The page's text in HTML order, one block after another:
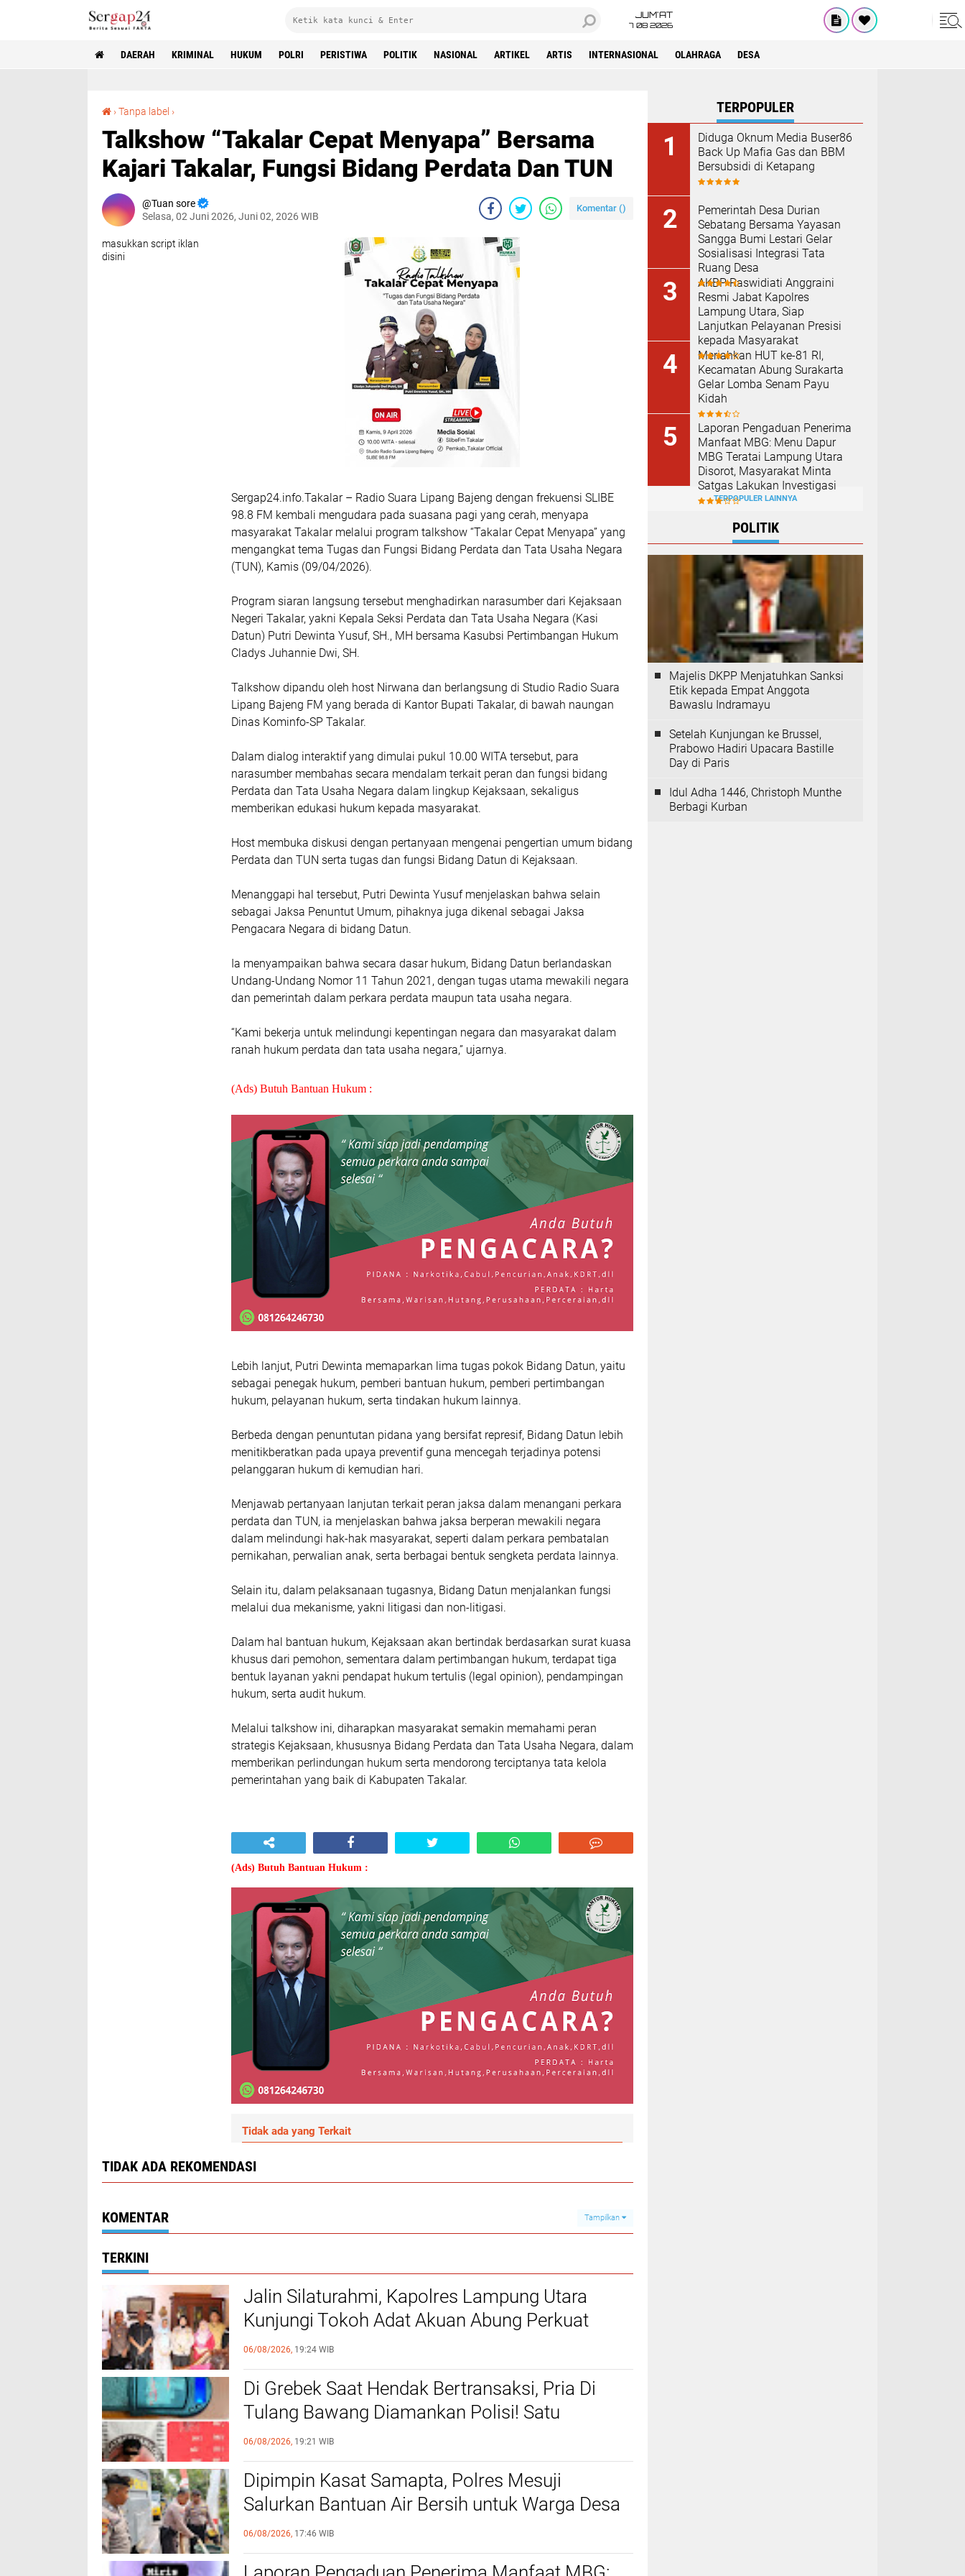
JUM'AT
7 08 2026
DAERAH KRIMINAL HUKUM POLRI PERISTIWA POLITIK NASIONAL ARTIKEL ARTIS INTERNASIONAL OLAHRAGA DESA
›Tanpa label ›
Talkshow “Takalar Cepat Menyapa” Bersama
Kajari Takalar, Fungsi Bidang Perdata Dan TUN
Tuan sore
Selasa, 02 Juni 2026, Juni 02, 2026 WIB
Komentar ()
masukkan script iklan
disini
Sergap24.info.Takalar – Radio Suara Lipang Bajeng dengan frekuensi SLIBE
98.8 FM kembali mengudara pada suasana pagi yang cerah, menyapa
masyarakat Takalar melalui program talkshow “Takalar Cepat Menyapa” yang
mengangkat tema Tugas dan Fungsi Bidang Perdata dan Tata Usaha Negara
(TUN), Kamis (09/04/2026).
Program siaran langsung tersebut menghadirkan narasumber dari Kejaksaan
Negeri Takalar, yakni Kepala Seksi Perdata dan Tata Usaha Negara (Kasi
Datun) Putri Dewinta Yusuf, SH., MH bersama Kasubsi Pertimbangan Hukum
Cladys Juhannie Dwi, SH.
Talkshow dipandu oleh host Nirwana dan berlangsung di Studio Radio Suara
Lipang Bajeng FM yang berada di Kantor Bupati Takalar, di bawah naungan
Dinas Kominfo-SP Takalar.
Dalam dialog interaktif yang dimulai pukul 10.00 WITA tersebut, para
narasumber membahas secara mendalam terkait peran dan fungsi bidang
Perdata dan Tata Usaha Negara dalam lingkup Kejaksaan, sekaligus
memberikan edukasi hukum kepada masyarakat.
Host membuka diskusi dengan pertanyaan mengenai pengertian umum bidang
Perdata dan TUN serta tugas dan fungsi Bidang Datun di Kejaksaan.
Menanggapi hal tersebut, Putri Dewinta Yusuf menjelaskan bahwa selain
sebagai Jaksa Penuntut Umum, pihaknya juga dikenal sebagai Jaksa
Pengacara Negara di bidang Datun.
Ia menyampaikan bahwa secara dasar hukum, Bidang Datun berlandaskan
Undang-Undang Nomor 11 Tahun 2021, dengan tugas utama mewakili negara
dan pemerintah dalam perkara perdata maupun tata usaha negara.
“Kami bekerja untuk melindungi kepentingan negara dan masyarakat dalam
ranah hukum perdata dan tata usaha negara,” ujarnya.
(Ads) Butuh Bantuan Hukum :
Lebih lanjut, Putri Dewinta memaparkan lima tugas pokok Bidang Datun, yaitu
sebagai penegak hukum, pemberi bantuan hukum, pemberi pertimbangan
hukum, pelayanan hukum, serta tindakan hukum lainnya.
Berbeda dengan penuntutan pidana yang bersifat represif, Bidang Datun lebih
menitikberatkan pada upaya preventif guna mencegah terjadinya potensi
pelanggaran hukum di kemudian hari.
Menjawab pertanyaan lanjutan terkait peran jaksa dalam menangani perkara
perdata dan TUN, ia menjelaskan bahwa jaksa berperan mewakili negara
dalam melindungi hak-hak masyarakat, seperti dalam perkara pembatalan
pernikahan, perwalian anak, serta berbagai bentuk sengketa perdata lainnya.
Selain itu, dalam pelaksanaan tugasnya, Bidang Datun menjalankan fungsi
melalui dua mekanisme, yakni litigasi dan non-litigasi.
Dalam hal bantuan hukum, Kejaksaan akan bertindak berdasarkan surat kuasa
khusus dari pemohon, sementara dalam pertimbangan hukum, terdapat tiga
bentuk layanan yakni pendapat hukum tertulis (legal opinion), pendampingan
hukum, serta audit hukum.
Melalui talkshow ini, diharapkan masyarakat semakin memahami peran
strategis Kejaksaan, khususnya Bidang Perdata dan Tata Usaha Negara, dalam
memberikan perlindungan hukum serta mendorong terciptanya tata kelola
pemerintahan yang baik di Kabupaten Takalar.
(Ads) Butuh Bantuan Hukum :
Tidak ada yang Terkait
TIDAK ADA REKOMENDASI
KOMENTAR Tampilkan
TERKINI
Jalin Silaturahmi, Kapolres Lampung Utara
Kunjungi Tokoh Adat Akuan Abung Perkuat
Sinergi Jaga Kamtibmas
06/08/2026, 19:24 WIB
Di Grebek Saat Hendak Bertransaksi, Pria Di
Tulang Bawang Diamankan Polisi! Satu
Rekannya Kabur Ke Perkebunan Karet
06/08/2026, 19:21 WIB
Dipimpin Kasat Samapta, Polres Mesuji
Salurkan Bantuan Air Bersih untuk Warga Desa
Labuhan Permai
06/08/2026, 17:46 WIB
TERPOPULER
Diduga Oknum Media Buser86
Back Up Mafia Gas dan BBM
Bersubsidi di Ketapang
Pemerintah Desa Durian
Sebatang Bersama Yayasan
Sangga Bumi Lestari Gelar
Sosialisasi Integrasi Tata
Ruang Desa
AKBP Raswidiati Anggraini
Resmi Jabat Kapolres
Lampung Utara, Siap
Lanjutkan Pelayanan Presisi
kepada Masyarakat
Meriahkan HUT ke-81 RI,
Kecamatan Abung Surakarta
Gelar Lomba Senam Payu
Kidah
Laporan Pengaduan Penerima
Manfaat MBG: Menu Dapur
MBG Teratai Lampung Utara
Disorot, Masyarakat Minta
Satgas Lakukan Investigasi
TERPOPULER LAINNYA
POLITIK
Majelis DKPP Menjatuhkan Sanksi
Etik kepada Empat Anggota
Bawaslu Indramayu
Setelah Kunjungan ke Brussel,
Prabowo Hadiri Upacara Bastille
Day di Paris
Idul Adha 1446, Christoph Munthe
Berbagi Kurban